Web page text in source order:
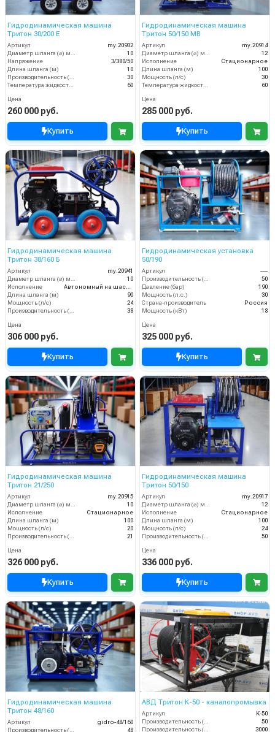
Гидродинамическая машина
Тритон 30/200 Е
Артикул
my.20932
Диаметр шланга (⌀) мм:
10
Напряжение
3/380/50
Длина шланга (м)
10
Производительность (л/мин)
30
Температура жидкости (°С) max
60
Цена
260 000 руб.
Купить
Гидродинамическая машина
Тритон 50/150 МВ
Артикул
my.20914
Диаметр шланга (⌀) мм:
12
Исполнение
Стационарное
Длина шланга (м)
100
Мощность (л/с)
30
Температура жидкости (°С) max
60
Цена
285 000 руб.
Купить
Гидродинамическая машина
Тритон 38/160 Б
Артикул
my.20941
Диаметр шланга (⌀) мм:
10
Исполнение
Автономный на шасси
Длина шланга (м)
90
Мощность (л/с)
24
Производительность (л/мин)
38
Цена
306 000 руб.
Купить
Гидродинамическая установка
50/190
Артикул
----
Производительность (л/мин)
50
Давление (бар)
190
Мощность (л.с.)
30
Страна-производитель
Россия
Мощность (кВт)
18
Цена
325 000 руб.
Купить
Гидродинамическая машина
Тритон 21/250
Артикул
my.20915
10
Исполнение
Стационарное
Длина шланга (м)
100
Мощность (л/с)
20
21
Цена
326 000 руб.
Купить
Гидродинамическая машина
Тритон 50/150
Артикул
my.20917
12
Исполнение
Стационарное
Длина шланга (м)
100
Мощность (л/с)
24
50
Цена
336 000 руб.
Купить
Гидродинамическая машина
Тритон 48/160
Артикул
gidro-48/160
48
АВД Тритон К-50 - каналопромывка
Артикул
K-50
50
3000